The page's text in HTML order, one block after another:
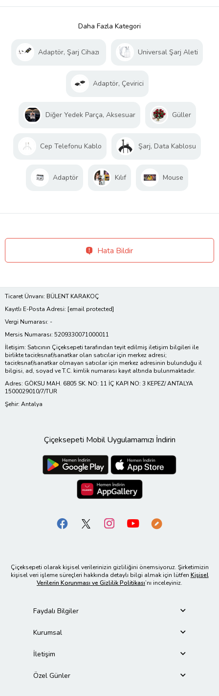
Daha Fazla Kategori
Adaptör, Şarj Cihazı Universal Şarj Aleti
Adaptör, Çevirici
Diğer Yedek Parça, Aksesuar Güller
Cep Telefonu Kablo Şarj, Data Kablosu
Adaptör Kılıf Mouse
Hata Bildir
Ticaret Ünvanı: BÜLENT KARAKOÇ
Kayıtlı E-Posta Adresi: [email protected]
Vergi Numarası: -
Mersis Numarası: 5209330071000011
İletişim: Satıcının Çiçeksepeti tarafından teyit edilmiş iletişim bilgileri ile
birlikte tacir/esnaf/sanatkar olan satıcılar için merkez adresi;
tacir/esnaf/sanatkar olmayan satıcılar için merkez adresinin bulunduğu il
bilgisi, ad, soyad ve T.C. kimlik numarası kayıt altında bulunmaktadır.
Adres: GÖKSU MAH. 6805 SK. NO: 11 İÇ KAPI NO: 3 KEPEZ/ ANTALYA
1500029010/7/TUR
Şehir: Antalya
Çiçeksepeti Mobil Uygulamamızı İndirin
Çiçeksepeti olarak kişisel verilerinizin gizliliğini önemsiyoruz. Şirketimizin
kişisel veri işleme süreçleri hakkında detaylı bilgi almak için lütfen Kişisel
Verilerin Korunması ve Gizlilik Politikası’nı inceleyiniz.
Faydalı Bilgiler
Kurumsal
İletişim
Özel Günler